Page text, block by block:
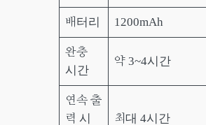
배터리 1200mAh
완충
시간
약 3~4시간
연속 출
력 시
최대 4시간